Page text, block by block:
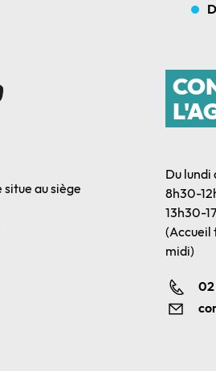
au siège
Du lundi
8h30-
13h30-
(Accueil
midi)
02